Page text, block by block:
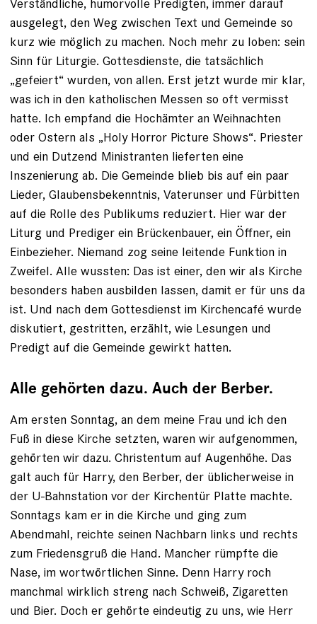
Verständliche, humorvolle Predigten, immer darauf
ausgelegt, den Weg zwischen Text und ­Gemeinde so
kurz wie möglich zu machen. Noch mehr zu loben: sein
Sinn für Liturgie. Gottesdienste, die tatsächlich
„gefeiert“ wurden, von allen. Erst jetzt wurde mir klar,
was ich in den katholischen Messen so oft vermisst
hatte. Ich empfand die Hochämter an Weihnachten
oder Ostern als „Holy Horror Picture Shows“. Priester
und ein Dutzend Ministranten lieferten eine
Inszenierung ab. Die Gemeinde blieb bis auf ein paar
Lieder, Glaubensbekenntnis, Vaterunser und Fürbitten
auf die Rolle des Publikums reduziert. Hier war der
Liturg und Prediger ein Brückenbauer, ein Öffner, ein
Einbezieher. Niemand zog seine leitende Funktion in
Zweifel. Alle wussten: Das ist einer, den wir als Kirche
besonders haben ausbilden lassen, damit er für uns da
ist. Und nach dem Gottesdienst im Kirchencafé wurde
diskutiert, gestritten, erzählt, wie Lesungen und
Predigt auf die Gemeinde gewirkt hatten.
Alle gehörten dazu. Auch der Berber.
Am ersten Sonntag, an dem meine Frau und ich den
Fuß in diese Kirche setzten, waren wir aufgenommen,
gehörten wir ­dazu. Christentum auf Augenhöhe. Das
galt auch für Harry, den Berber, der üblicherweise in
der U-Bahnstation vor der Kirchentür Platte machte.
Sonntags kam er in die Kirche und ging zum
Abendmahl, reichte seinen Nachbarn links und rechts
zum Friedensgruß die Hand. Mancher rümpfte die
Nase, im wortwörtlichen Sinne. Denn Harry roch
manchmal wirklich streng nach Schweiß, Zigaretten
und Bier. Doch er gehörte eindeutig zu uns, wie Herr